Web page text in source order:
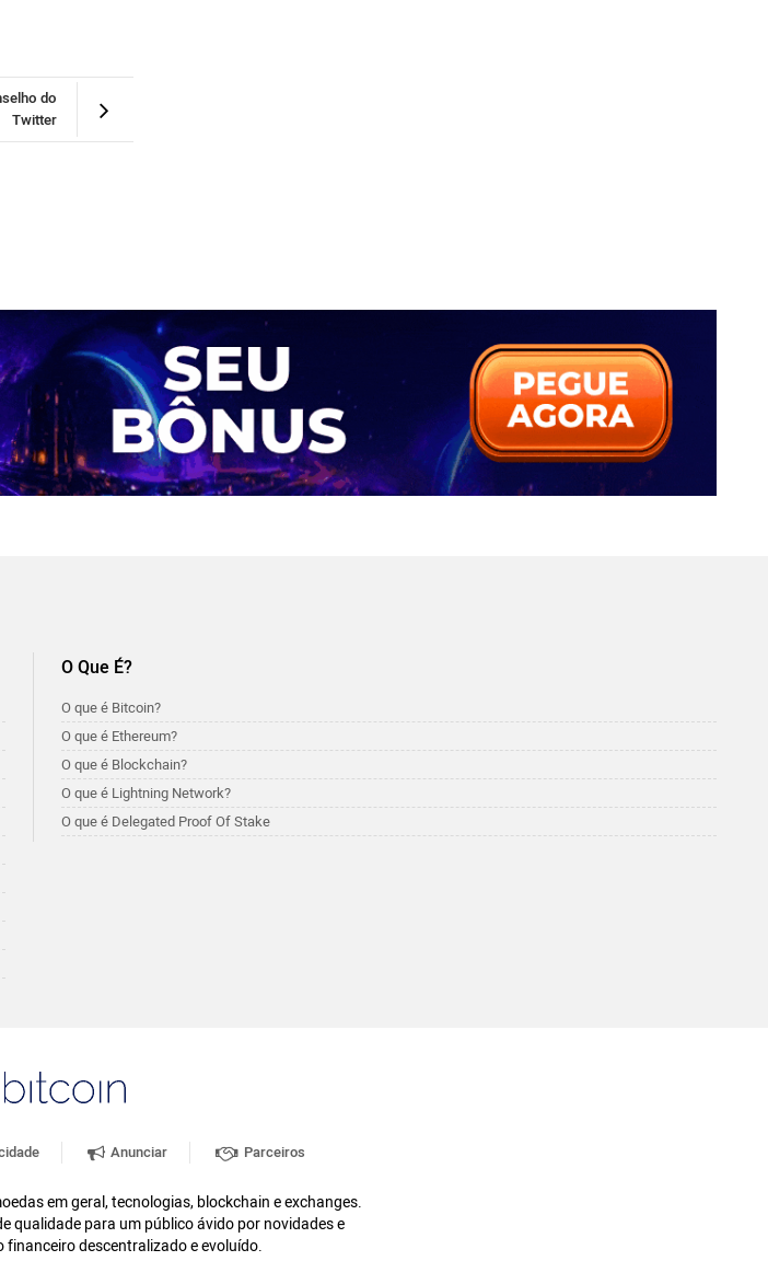
do
Twitter
O Que É?
O que é Bitcoin?
O que é Ethereum?
O que é Blockchain?
O que é Lightning Network?
O que é Delegated Proof Of Stake
Anunciar Parceiros
em geral, tecnologias, blockchain e exchanges.
qualidade para um público ávido por novidades e
descentralizado e evoluído.